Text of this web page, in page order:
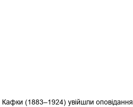
Кафки (1883–1924) увійшли оповідання